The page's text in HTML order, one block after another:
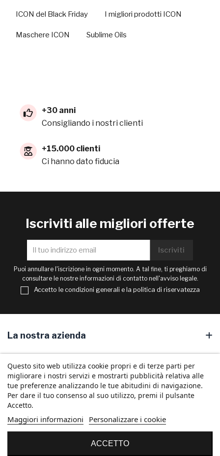
ICON del Black Friday I migliori prodotti ICON
Maschere ICON Sublime Oils
+30 anni
Consigliando i nostri clienti
+15.000 clienti
Ci hanno dato fiducia
Iscriviti alle migliori offerte
Puoi annullare l'iscrizione in ogni momento. A tal fine, ti preghiamo di
consultare le nostre informazioni di contatto nell'avviso legale.
Accetto le condizioni generali e la politica di riservatezza
La nostra azienda
Informazioni commerciali
Questo sito web utilizza cookie propri e di terze parti per
migliorare i nostri servizi e mostrarti pubblicità relativa alle
tue preferenze analizzando le tue abitudini di navigazione.
Per dare il tuo consenso al suo utilizzo, premi il pulsante
Accetto.
Maggiori informazioni Personalizzare i cookie
ACCETTO
Seguici!